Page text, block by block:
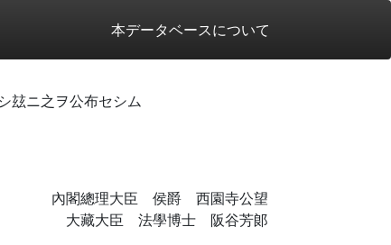
本データベースについて
玆ニ之ヲ公布セシム
內閣總理大臣 侯爵 西園寺公望
大藏大臣 法學博士 阪谷芳郞